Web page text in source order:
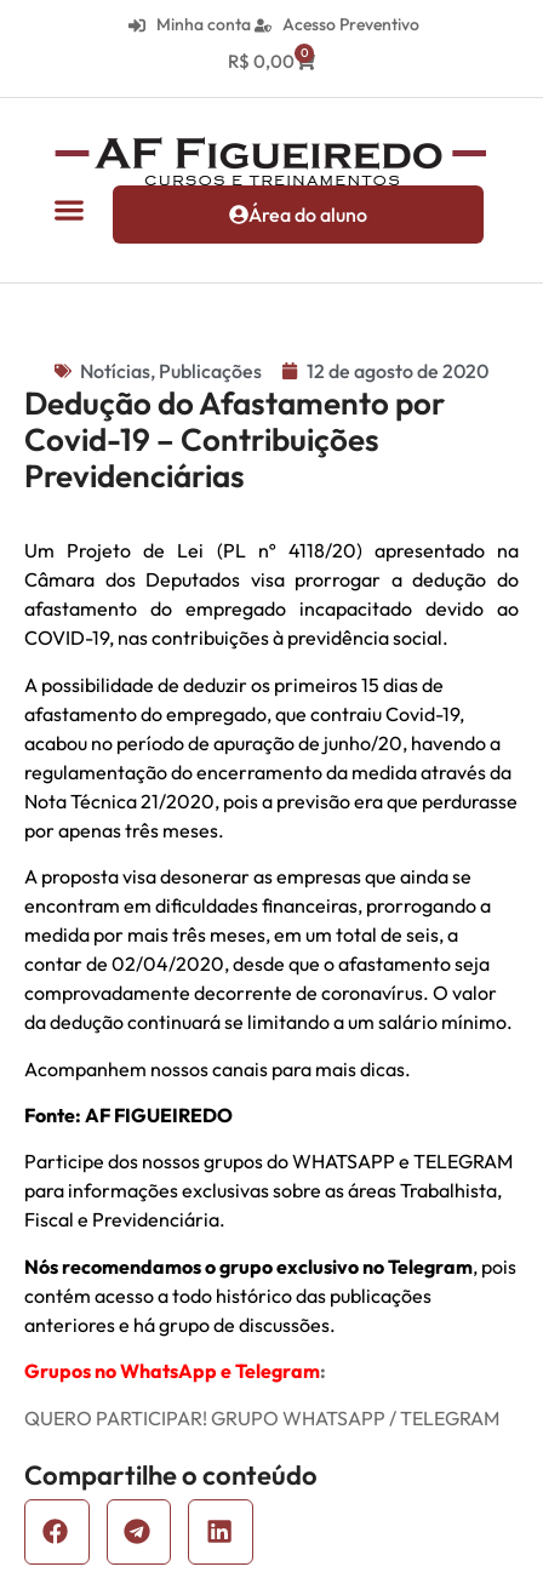
Minha conta Acesso Preventivo
R$ 0,00 0
Área do aluno
Notícias, Publicações 12 de agosto de 2020
Dedução do Afastamento por
Covid-19 – Contribuições
Previdenciárias
Um Projeto de Lei (PL nº 4118/20) apresentado na
Câmara dos Deputados visa prorrogar a dedução do
afastamento do empregado incapacitado devido ao
COVID-19, nas contribuições à previdência social.
A possibilidade de deduzir os primeiros 15 dias de
afastamento do empregado, que contraiu Covid-19,
acabou no período de apuração de junho/20, havendo a
regulamentação do encerramento da medida através da
Nota Técnica 21/2020, pois a previsão era que perdurasse
por apenas três meses.
A proposta visa desonerar as empresas que ainda se
encontram em dificuldades financeiras, prorrogando a
medida por mais três meses, em um total de seis, a
contar de 02/04/2020, desde que o afastamento seja
comprovadamente decorrente de coronavírus. O valor
da dedução continuará se limitando a um salário mínimo.
Acompanhem nossos canais para mais dicas.
Fonte: AF FIGUEIREDO
Participe dos nossos grupos do WHATSAPP e TELEGRAM
para informações exclusivas sobre as áreas Trabalhista,
Fiscal e Previdenciária.
Nós recomendamos o grupo exclusivo no Telegram, pois
contém acesso a todo histórico das publicações
anteriores e há grupo de discussões.
Grupos no WhatsApp e Telegram:
QUERO PARTICIPAR! GRUPO WHATSAPP / TELEGRAM
Compartilhe o conteúdo